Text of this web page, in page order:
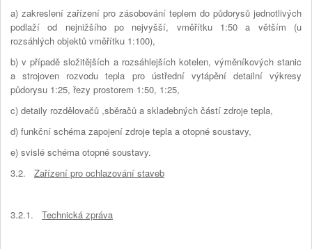
a) zakreslení zařízení pro zásobování teplem do půdorysů jednotlivých
podlaží od nejnižšího po nejvyšší, vměřítku 1:50 a větším (u
rozsáhlých objektů vměřítku 1:100),
b) v případě složitějších a rozsáhlejších kotelen, výměníkových stanic
a strojoven rozvodu tepla pro ústřední vytápění detailní výkresy
půdorysu 1:25, řezy prostorem 1:50, 1:25,
c) detaily rozdělovačů ,sběračů a skladebných částí zdroje tepla,
d) funkční schéma zapojení zdroje tepla a otopné soustavy,
e) svislé schéma otopné soustavy.
3.2. Zařízení pro ochlazování staveb
3.2.1. Technická zpráva